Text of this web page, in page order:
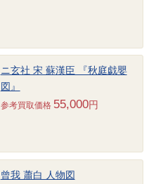
ニ玄社 宋 蘇漢臣 『秋庭戯嬰
図』
参考買取価格 55,000円
曾我 蕭白 人物図